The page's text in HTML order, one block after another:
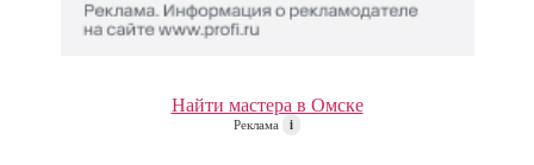
Найти мастера в Омске
Реклама i